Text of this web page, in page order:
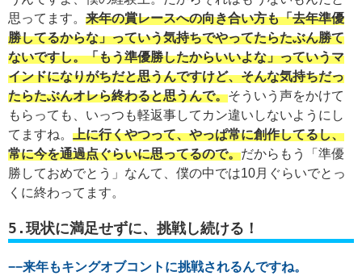
思ってます。 来年の賞レースへの向き合い方も「去年準優
勝してるからな」っていう気持ちでやってたらたぶん勝て
ないですし。「もう準優勝したからいいよな」っていうマ
インドになりがちだと思うんですけど、そんな気持ちだっ
たらたぶんオレら終わると思うんで。そういう声をかけて
もらっても、いっつも軽返事してカン違いしないようにし
てますね。 上に行くやつって、やっぱ常に創作してるし、
常に今を通過点ぐらいに思ってるので。だからもう「準優
勝しておめでとう」なんて、僕の中では10月ぐらいでとっ
くに終わってます。
5.現状に満足せずに、挑戦し続ける！
−−来年もキングオブコントに挑戦されるんですね。